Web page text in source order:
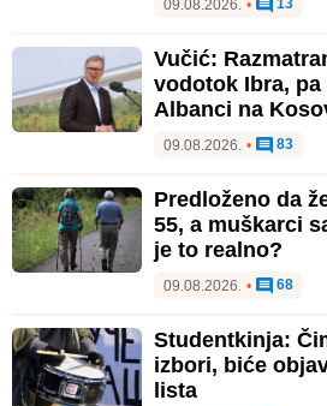
09.08.2026. • 13
Vučić:
vodotok Ibra,
Albanci na
09.08.2026. • 83
Predloženo da
55, a muškarci
je to realno?
09.08.2026. • 68
Studentkinja:
izbori, biće
lista